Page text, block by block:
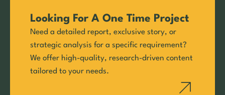
Looking For A One Time Project
Need a detailed report, exclusive story, or
strategic analysis for a specific requirement?
We offer high-quality, research-driven content
tailored to your needs.